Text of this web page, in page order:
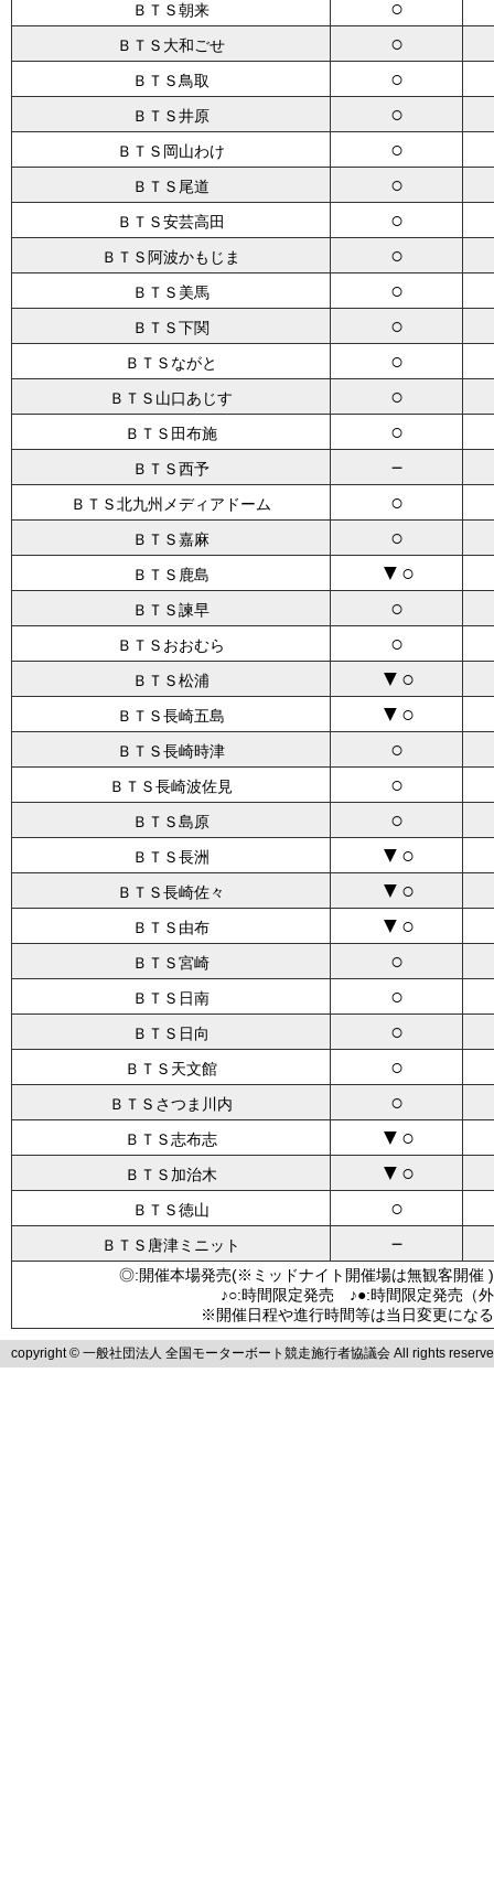
ＢＴＳ朝来 ○
ＢＴＳ大和ごせ ○
ＢＴＳ鳥取 ○
ＢＴＳ井原 ○
ＢＴＳ岡山わけ ○
ＢＴＳ尾道 ○
ＢＴＳ安芸高田 ○
ＢＴＳ阿波かもじま ○
ＢＴＳ美馬 ○
ＢＴＳ下関 ○
ＢＴＳながと ○
ＢＴＳ山口あじす ○
ＢＴＳ田布施 ○
ＢＴＳ西予 －
ＢＴＳ北九州メディアドーム ○
ＢＴＳ嘉麻 ○
ＢＴＳ鹿島 ▼○
ＢＴＳ諫早 ○
ＢＴＳおおむら ○
ＢＴＳ松浦 ▼○
ＢＴＳ長崎五島 ▼○
ＢＴＳ長崎時津 ○
ＢＴＳ長崎波佐見 ○
ＢＴＳ島原 ○
ＢＴＳ長洲 ▼○
ＢＴＳ長崎佐々 ▼○
ＢＴＳ由布 ▼○
ＢＴＳ宮崎 ○
ＢＴＳ日南 ○
ＢＴＳ日向 ○
ＢＴＳ天文館 ○
ＢＴＳさつま川内 ○
ＢＴＳ志布志 ▼○
ＢＴＳ加治木 ▼○
ＢＴＳ徳山 ○
ＢＴＳ唐津ミニット －
◎:開催本場発売(※ミッドナイト開催場は無観客
♪○:時間限定発売 ♪●:時間限定発売
※開催日程や進行時間等は当日変更にな
copyright © 一般社団法人 全国モーターボート競走施行者協議会 All rights